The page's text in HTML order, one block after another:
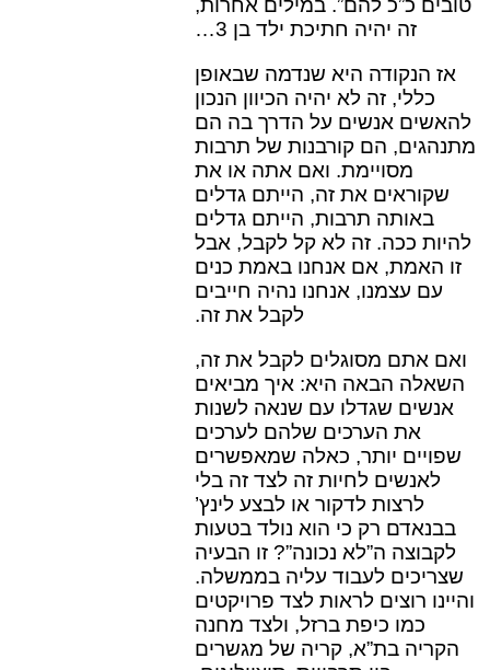
טובים כ”כ להם”. במילים אחרות,
זה יהיה חתיכת ילד בן 3…
אז הנקודה היא שנדמה שבאופן
כללי, זה לא יהיה הכיוון הנכון
להאשים אנשים על הדרך בה הם
מתנהגים, הם קורבנות של תרבות
מסויימת. ואם אתה או את
שקוראים את זה, הייתם גדלים
באותה תרבות, הייתם גדלים
להיות ככה. זה לא קל לקבל, אבל
זו האמת, אם אנחנו באמת כנים
עם עצמנו, אנחנו נהיה חייבים
לקבל את זה.
ואם אתם מסוגלים לקבל את זה,
השאלה הבאה היא: איך מביאים
אנשים שגדלו עם שנאה לשנות
את הערכים שלהם לערכים
שפויים יותר, כאלה שמאפשרים
לאנשים לחיות זה לצד זה בלי
לרצות לדקור או לבצע לינץ’
בבנאדם רק כי הוא נולד בטעות
לקבוצה ה”לא נכונה”? זו הבעיה
שצריכים לעבוד עליה בממשלה.
והיינו רוצים לראות לצד פרויקטים
כמו כיפת ברזל, ולצד מחנה
הקריה בת”א, קריה של מגשרים